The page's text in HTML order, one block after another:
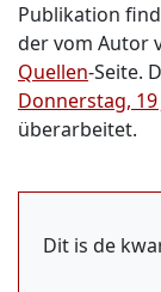
Publikation
der vom Autor
Quellen-Seite.
Donnerstag, 19
überarbeitet.
Dit is de